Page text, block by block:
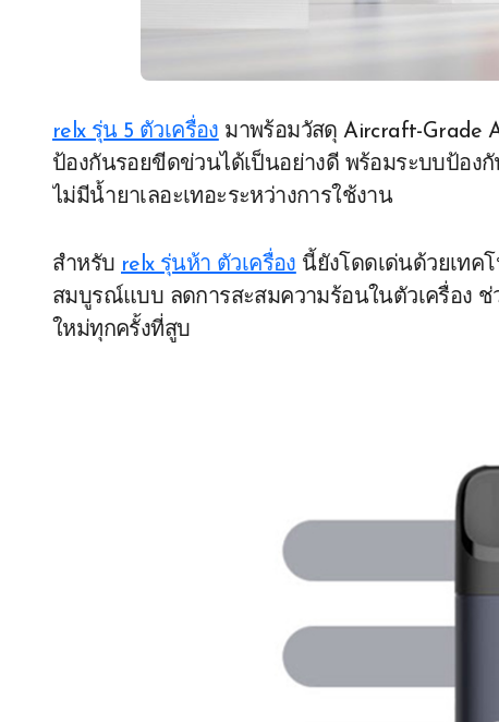
relx รุ่น 5 ตัวเครื่อง มาพร้อมวัสดุ Aircraft-Grade
ป้องกันรอยขีดข่วนได้เป็นอย่างดี พร้อมระบบป้อง
ไม่มีน้ำยาเลอะเทอะระหว่างการใช้งาน
สำหรับ relx รุ่นห้า ตัวเครื่อง นี้ยังโดดเด่นด้วยเทค
สมบูรณ์แบบ ลดการสะสมความร้อนในตัวเครื่อง
ใหม่ทุกครั้งที่สูบ